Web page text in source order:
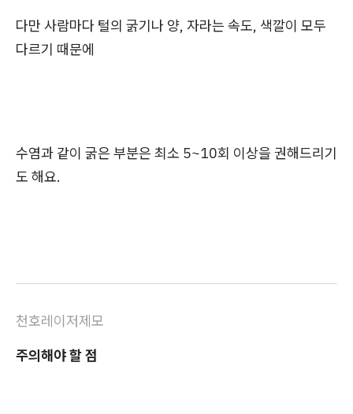
다만 사람마다 털의 굵기나 양, 자라는 속도, 색깔이 모두
다르기 때문에
수염과 같이 굵은 부분은 최소 5~10회 이상을 권해드리기
도 해요.
천호레이저제모
주의해야 할 점